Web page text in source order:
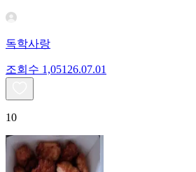
독학사랑
조회수 1,051 26.07.01
10